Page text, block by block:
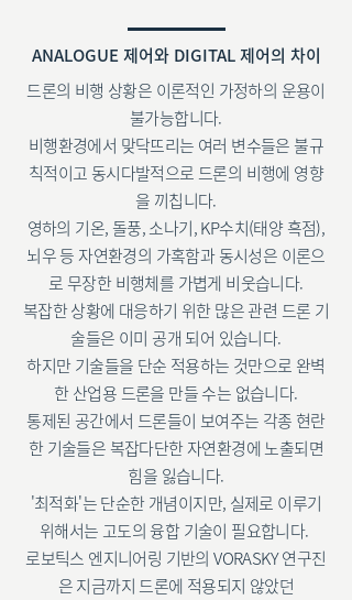
ANALOGUE 제어와 DIGITAL 제어의 차이
드론의 비행 상황은 이론적인 가정하의 운용이
불가능합니다.
비행환경에서 맞닥뜨리는 여러 변수들은 불규
칙적이고 동시다발적으로 드론의 비행에 영향
을 끼칩니다.
영하의 기온, 돌풍, 소나기, KP수치(태양 흑점),
뇌우 등 자연환경의 가혹함과 동시성은 이론으
로 무장한 비행체를 가볍게 비웃습니다.
복잡한 상황에 대응하기 위한 많은 관련 드론 기
술들은 이미 공개 되어 있습니다.
하지만 기술들을 단순 적용하는 것만으로 완벽
한 산업용 드론을 만들 수는 없습니다.
통제된 공간에서 드론들이 보여주는 각종 현란
한 기술들은 복잡다단한 자연환경에 노출되면
힘을 잃습니다.
'최적화'는 단순한 개념이지만, 실제로 이루기
위해서는 고도의 융합 기술이 필요합니다.
로보틱스 엔지니어링 기반의 VORASKY 연구진
은 지금까지 드론에 적용되지 않았던